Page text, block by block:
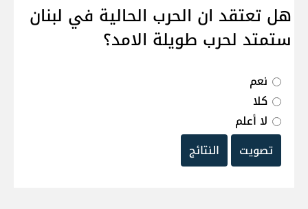
هل تعتقد ان الحرب الحالية في لبنان
ستمتد لحرب طويلة الامد؟
نعم
كلا
لا أعلم
تصويت
النتائج